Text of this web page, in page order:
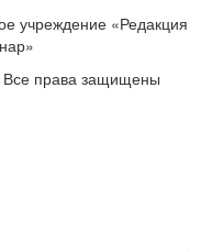
учреждение «Редакция
права защищены